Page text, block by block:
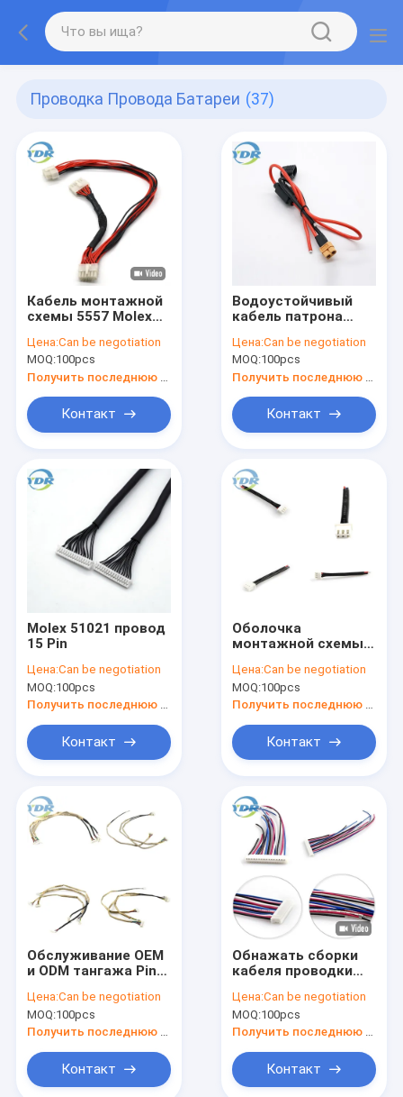
Проводка Провода Батареи (37)
Кабель монтажной
схемы 5557 Molex
терминальный
Цена:Can be negotiation
MOQ:100pcs
Контакт
Водоустойчивый
кабель патрона
лезвия
Цена:Can be negotiation
MOQ:100pcs
Контакт
Molex 51021 провод
15 Pin
Цена:Can be negotiation
MOQ:100pcs
Контакт
Оболочка
монтажной схемы
XH2.5 3 для
электротехнического
оборудования
Цена:Can be negotiation
MOQ:100pcs
Контакт
Обслуживание OEM
и ODM тангажа Pin
схемы 11 JST SHR-
11V-S
Цена:Can be negotiation
MOQ:100pcs
Получить последнюю цену
Контакт
Обнажать сборки
кабеля проводки
и залуживанный
конец
Цена:Can be negotiation
MOQ:100pcs
Получить последнюю цену
Контакт